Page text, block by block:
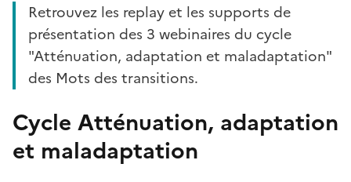
Retrouvez les replay et les supports de
présentation des 3 webinaires du cycle
"Atténuation, adaptation et maladaptation"
des Mots des transitions.
Cycle Atténuation, adaptation
et maladaptation